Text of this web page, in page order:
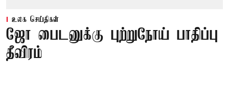
உலக செய்திகள்
ஜோ பைடனுக்கு புற்றுநோய் பாதிப்பு
தீவிரம்